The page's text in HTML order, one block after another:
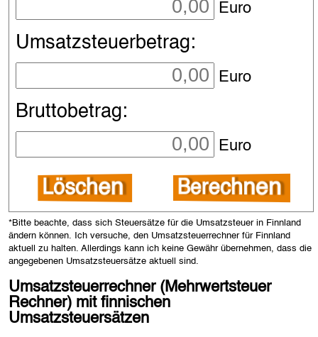
Euro
Umsatzsteuerbetrag:
Euro
Bruttobetrag:
Euro
Löschen Berechnen
*Bitte beachte, dass sich Steuersätze für die Umsatzsteuer in Finnland
ändern können. Ich versuche, den Umsatzsteuerrechner für Finnland
aktuell zu halten. Allerdings kann ich keine Gewähr übernehmen, dass die
angegebenen Umsatzsteuersätze aktuell sind.
Umsatzsteuerrechner (Mehrwertsteuer
Rechner) mit finnischen
Umsatzsteuersätzen